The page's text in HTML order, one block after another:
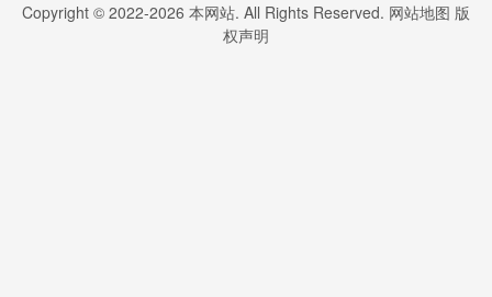
Copyright © 2022-2026 本网站. All Rights Reserved. 网站地图 版
权声明